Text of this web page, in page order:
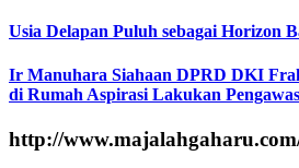
Usia Delapan Puluh sebagai Horizon
Ir Manuhara Siahaan DPRD DKI
di Rumah Aspirasi Lakukan
http://